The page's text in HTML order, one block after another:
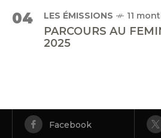
04 LES ÉMISSIONS 11
PARCOURS AU
2025
Facebook